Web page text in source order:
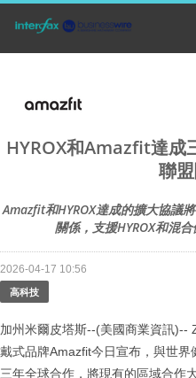
HYROX和Amazfit達成
聯
Amazfit和HYROX達成的擴大協議
關係，支援HYROX和混
2026-04-17 10:56
高科技
加州米爾皮塔斯--(美國商業資訊)--
戴式品牌Amazfit今日宣布，與世
三年全球合作，將現有的區域合作